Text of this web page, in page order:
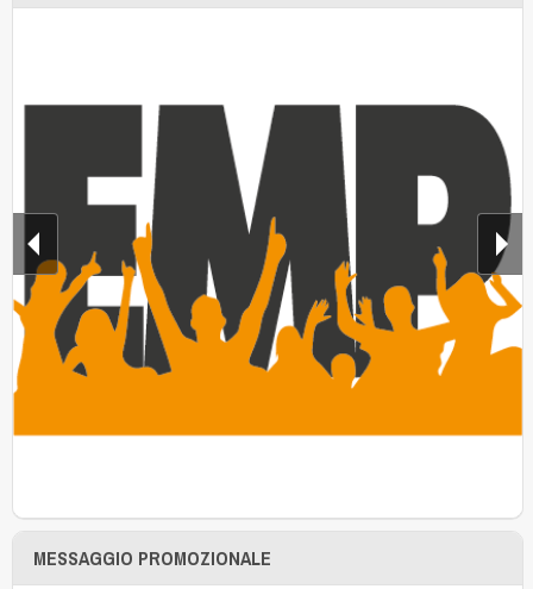
MESSAGGIO PROMOZIONALE